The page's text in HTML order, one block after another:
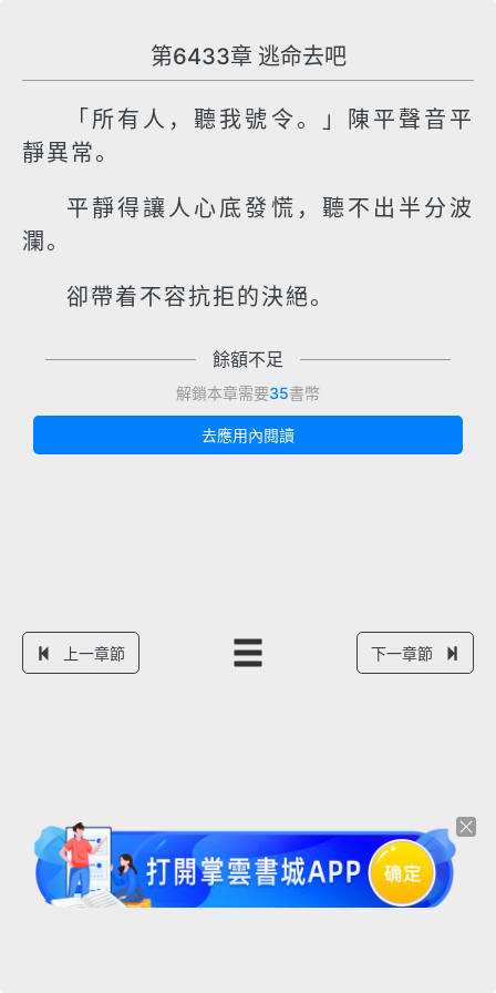
第6433章 逃命去吧
「所有人，聽我號令。」陳平聲音平
靜異常。
平靜得讓人心底發慌，聽不出半分波
瀾。
卻帶着不容抗拒的決絕。
餘額不足
解鎖本章需要35書幣
去應用內閱讀
上一章節 下一章節